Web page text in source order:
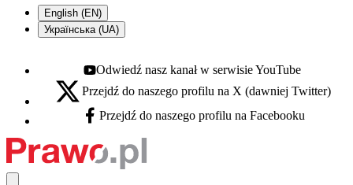
English (EN)
Українська (UA)
Youtube - otwiera się w nowej karcie
Odwiedź nasz kanał w serwisie YouTube
X - otwiera się w nowej karcie
Przejdź do naszego profilu na X (dawniej Twitter)
Facebook - otwiera się w nowej karcie
Przejdź do naszego profilu na Facebooku